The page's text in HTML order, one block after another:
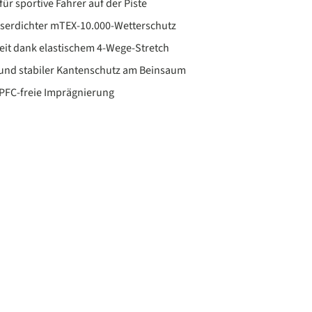
sportive Fahrer auf der Piste
mTEX-10.000-Wetterschutz
dank elastischem 4-Wege-Stretch
stabiler Kantenschutz am Beinsaum
freie Imprägnierung